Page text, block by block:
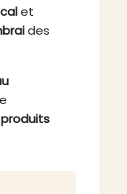
et
des
produits